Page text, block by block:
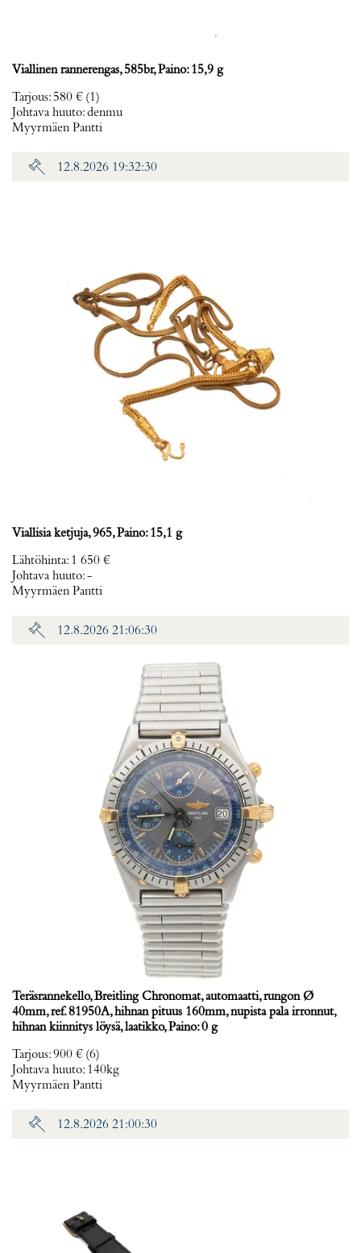
Viallinen rannerengas, 585br, Paino: 15,9 g
Tarjous: 580 € (1)
Johtava huuto:denmu
Myyrmäen Pantti
12.8.2026 19:32:30
Viallisia ketjuja, 965, Paino: 15,1 g
Lähtöhinta: 1 650 €
Johtava huuto:-
Myyrmäen Pantti
12.8.2026 21:06:30
Teräsrannekello, Breitling Chronomat, automaatti, rungon Ø
40mm, ref. 81950A, hihnan pituus 160mm, nupista pala irronnut,
hihnan kiinnitys löysä, laatikko, Paino: 0 g
Tarjous:900 € (6)
Johtava huuto: 140kg
Myyrmäen Pantti
12.8.2026 21:00:30